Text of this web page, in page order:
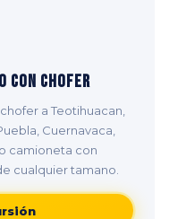
con Chofer
a Teotihuacan,
Cuernavaca,
camioneta con
cualquier tamano.